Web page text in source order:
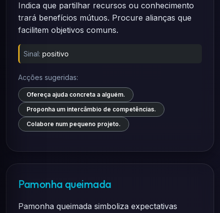
Indica que partilhar recursos ou conhecimento
trará benefícios mútuos. Procure alianças que
facilitem objetivos comuns.
Sinal: positivo
Acções sugeridas:
Ofereça ajuda concreta a alguém.
Proponha um intercâmbio de competências.
Colabore num pequeno projeto.
Pamonha queimada
Pamonha queimada simboliza expectativas